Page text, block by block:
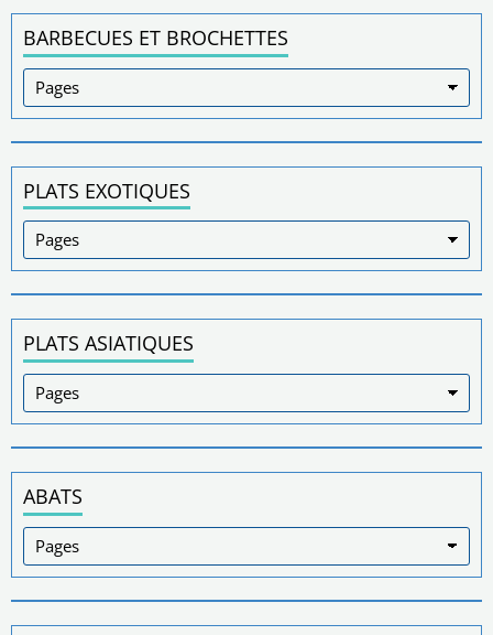
BARBECUES ET BROCHETTES
PLATS EXOTIQUES
PLATS ASIATIQUES
ABATS